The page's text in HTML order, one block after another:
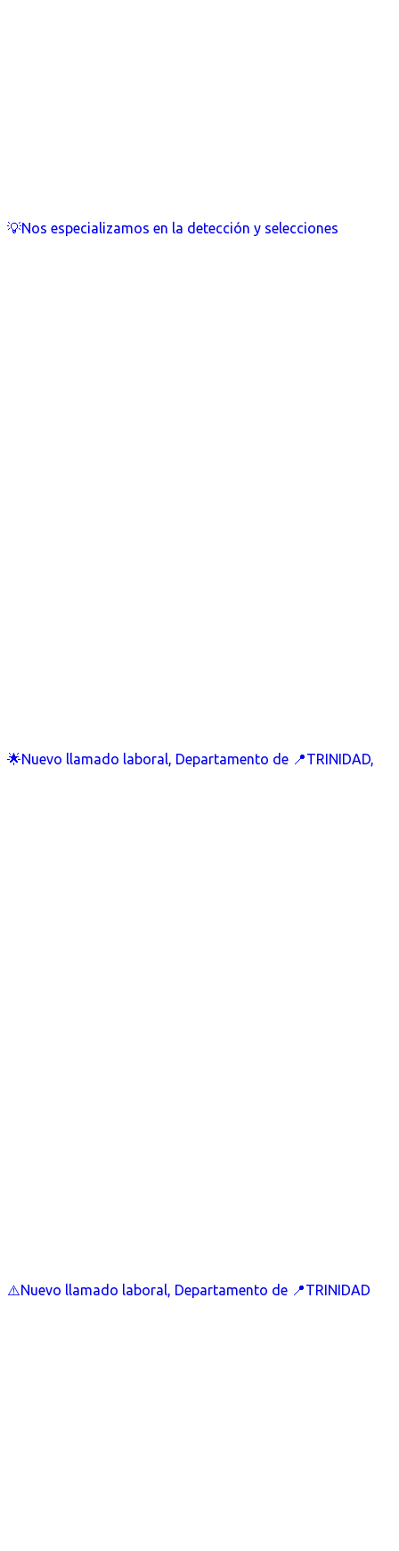
💡Nos especializamos en la detección y selecciones
🌟Nuevo llamado laboral, Departamento de 📍TRINIDAD,
⚠️Nuevo llamado laboral, Departamento de 📍TRINIDAD